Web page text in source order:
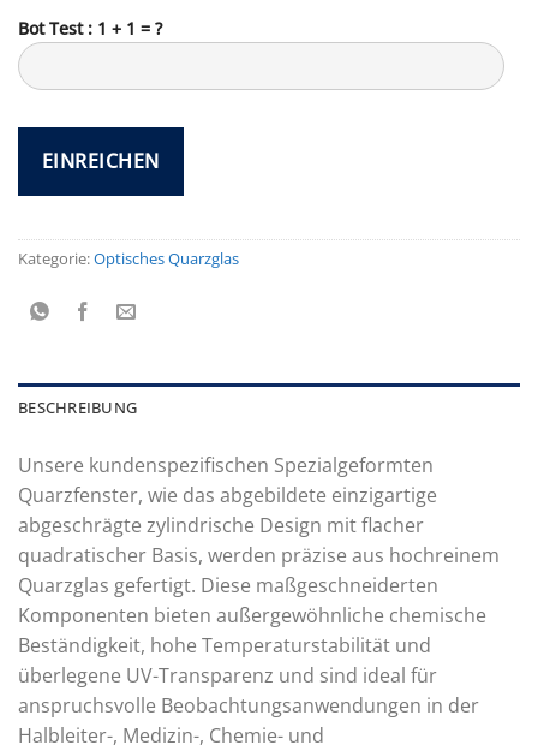
Bot Test : 1 + 1 = ?
Kategorie:Optisches Quarzglas
BESCHREIBUNG
Unsere kundenspezifischen Spezialgeformten
Quarzfenster, wie das abgebildete einzigartige
abgeschrägte zylindrische Design mit flacher
quadratischer Basis, werden präzise aus hochreinem
Quarzglas gefertigt. Diese maßgeschneiderten
Komponenten bieten außergewöhnliche chemische
Beständigkeit, hohe Temperaturstabilität und
überlegene UV-Transparenz und sind ideal für
anspruchsvolle Beobachtungsanwendungen in der
Halbleiter-, Medizin-, Chemie- und